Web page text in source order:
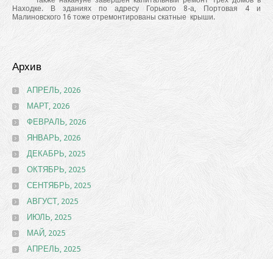
Находке. В зданиях по адресу Горького 8-а, Портовая 4 и
Малиновского 16 тоже отремонтированы скатные крыши.
Архив
АПРЕЛЬ, 2026
МАРТ, 2026
ФЕВРАЛЬ, 2026
ЯНВАРЬ, 2026
ДЕКАБРЬ, 2025
ОКТЯБРЬ, 2025
СЕНТЯБРЬ, 2025
АВГУСТ, 2025
ИЮЛЬ, 2025
МАЙ, 2025
АПРЕЛЬ, 2025